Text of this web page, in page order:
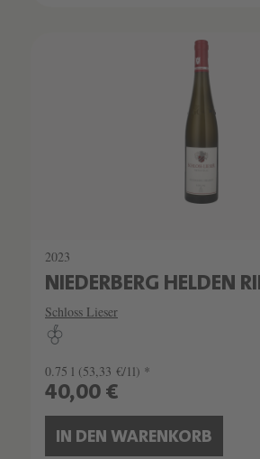
2023
NIEDERBERG HELDEN
Schloss Lieser
0.75 l (53,33 €/1l) *
40,00 €
IN DEN WARENKORB